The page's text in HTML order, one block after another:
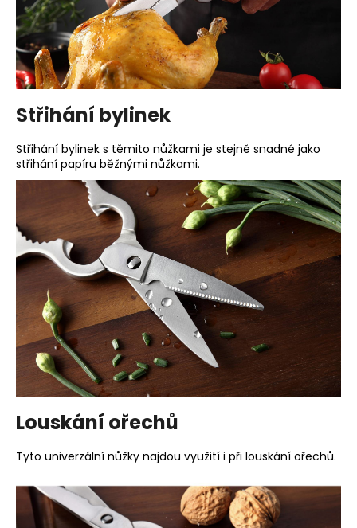
Střihání bylinek
Střihání bylinek s těmito nůžkami je stejně snadné jako
střihání papíru běžnými nůžkami.
Louskání ořechů
Tyto univerzální nůžky najdou využití i při louskání ořechů.